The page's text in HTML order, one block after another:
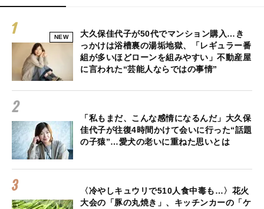
NEW
大久保佳代子が50代でマンション購入…き
っかけは浴槽裏の湯垢地獄、「レギュラー番
組が多いほどローンを組みやすい」不動産屋
に言われた“芸能人ならではの事情”
「私もまだ、こんな感情になるんだ」大久保
佳代子が往復4時間かけて会いに行った“話題
の子猿”…愛犬の老いに重ねた思いとは
〈冷やしキュウリで510人食中毒も…〉花火
大会の「豚の丸焼き」、キッチンカーの「ケ